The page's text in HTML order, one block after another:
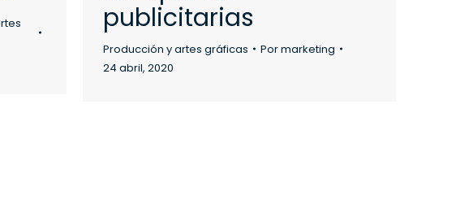
publicitarias
Producción y artes gráficas Pormarketing
24 abril, 2020